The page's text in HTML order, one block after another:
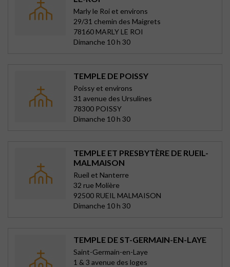
Marly le Roi et environs
29/31 chemin des Maigrets
78160 MARLY LE ROI
Dimanche 10 h 30
TEMPLE DE POISSY
Poissy et environs
31 avenue des Ursulines
78300 POISSY
Dimanche 10 h 30
TEMPLE ET PRESBYTÈRE DE RUEIL-
MALMAISON
Rueil et Nanterre
32 rue Molière
92500 RUEIL MALMAISON
Dimanche 10 h 30
TEMPLE DE ST-GERMAIN-EN-LAYE
Saint-Germain-en-Laye
1 & 3 avenue des loges